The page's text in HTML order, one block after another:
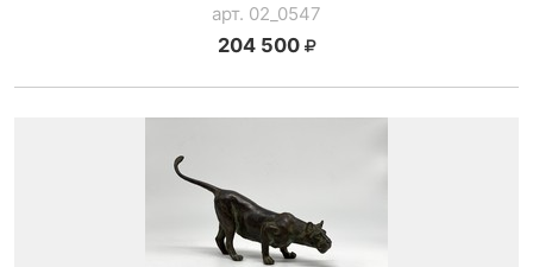
арт. 02_0547
204 500